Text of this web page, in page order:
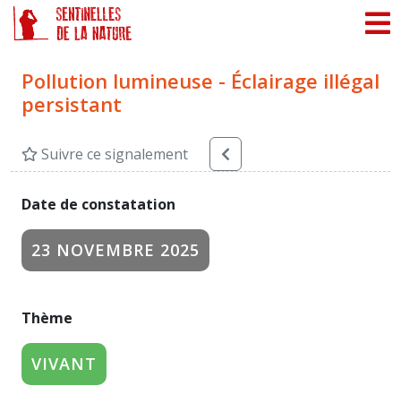
Pollution lumineuse - Éclairage illégal
persistant
Suivre ce signalement
Date de constatation
23 NOVEMBRE 2025
Thème
VIVANT
Panneau de gestion des cookies